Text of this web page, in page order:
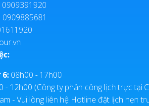
08h00 - 17h00
- 12h00 (Công ty phân công lịch trực tại
- Vui lòng liên hệ Hotline đặt lịch hẹn